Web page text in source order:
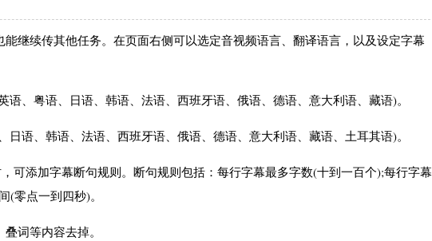
继续传其他任务。在页面右侧可以选定音视频语言、翻译语言，以及设定字幕
、粤语、日语、韩语、法语、西班牙语、俄语、德语、意大利语、藏语)。
语、韩语、法语、西班牙语、俄语、德语、意大利语、藏语、土耳其语)。
可添加字幕断句规则。断句规则包括：每行字幕最多字数(十到一百个);每行字幕
零点一到四秒)。
词等内容去掉。